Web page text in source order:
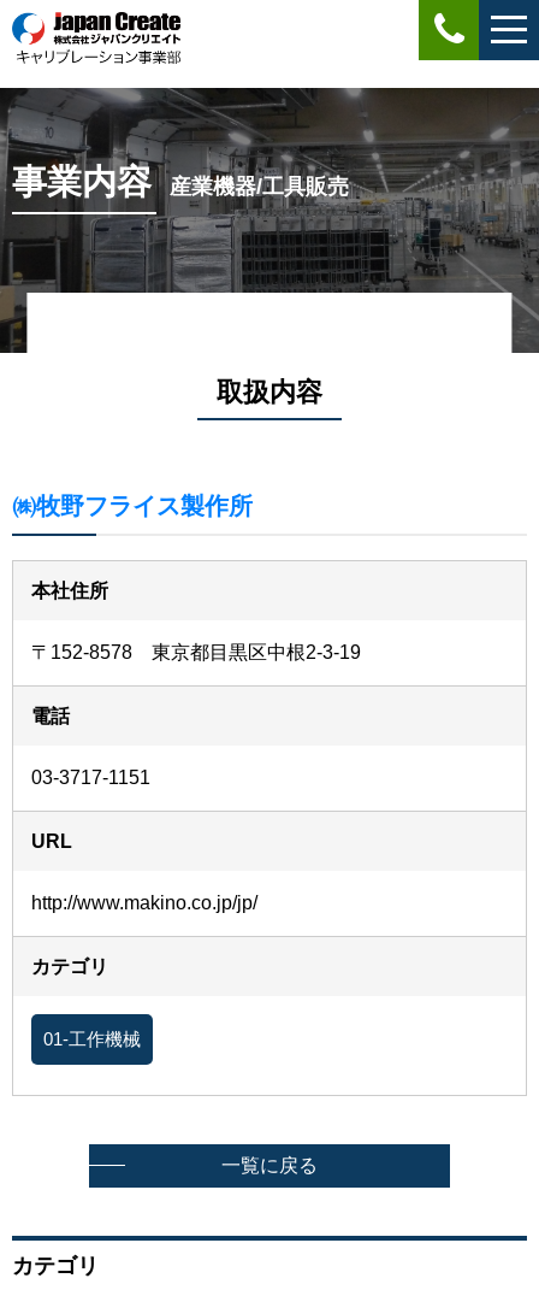
事業内容 産業機器/工具販売
取扱内容
カテゴリ
㈱牧野フライス製作所
本社住所
〒152-8578 東京都目黒区中根2-3-19
電話
03-3717-1151
URL
http://www.makino.co.jp/jp/
カテゴリ
01-工作機械
一覧に戻る